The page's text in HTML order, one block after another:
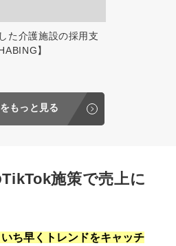
た介護施設の採用支
】
もっと見る
施策で売上に
ち早くトレンドをキャッチ